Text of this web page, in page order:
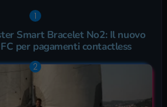
Smart Bracelet No2: Il nuovo
per pagamenti contactless